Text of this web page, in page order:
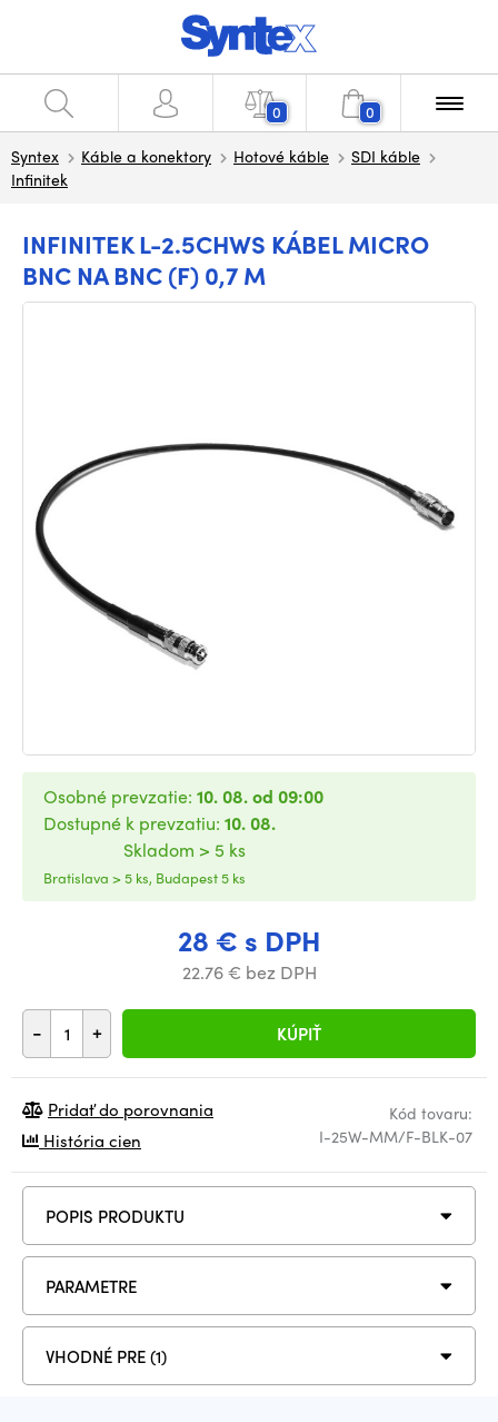
0 0
Syntex Káble a konektory Hotové káble
SDI káble
Infinitek
INFINITEK L-2.5CHWS KÁBEL MICRO
BNC NA BNC (F) 0,7 M
28 € s DPH
22.76 € bez DPH
- + KÚPIŤ
Osobné prevzatie: 10. 08. od 09:00
Dostupné k prevzatiu: 10. 08.
Skladom > 5 ks
Bratislava > 5 ks, Budapest 5 ks
Kód tovaru:
I-25W-MM/F-BLK-07
Pridať do porovnania
História cien
POPIS PRODUKTU
PARAMETRE
VHODNÉ PRE (1)